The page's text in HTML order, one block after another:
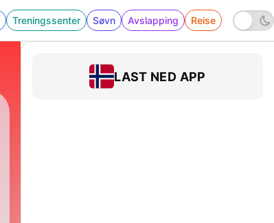
Treningssenter Søvn Avslapping Reise
LAST NED APP